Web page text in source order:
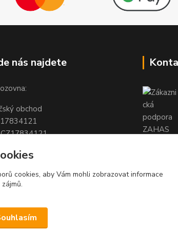
nás najdete
obchod
17834121
CZ17834121
Olomouc
Republika
cookies, aby Vám mohli zobrazovat informace